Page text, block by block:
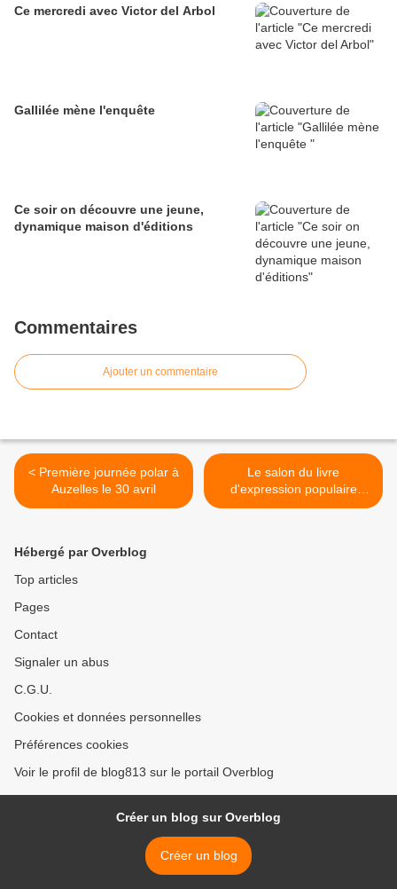
Ce mercredi avec Victor del Arbol
Gallilée mène l'enquête
Ce soir on découvre une jeune,
dynamique maison d'éditions
Commentaires
Ajouter un commentaire
< Première journée polar à
Auzelles le 30 avril
Le salon du livre
d'expression populaire
reprend à Arras, le 1er mai
Hébergé par Overblog
Top articles
Pages
Contact
Signaler un abus
C.G.U.
Cookies et données personnelles
Préférences cookies
Voir le profil de blog813 sur le portail Overblog
Créer un blog sur Overblog
Créer un blog